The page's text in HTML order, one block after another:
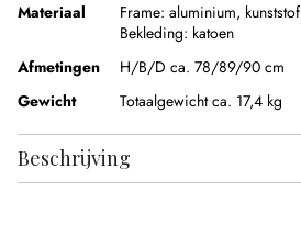
Materiaal
Frame: aluminium, kunststof
Bekleding: katoen
Afmetingen
H/B/D ca. 78/89/90 cm
Gewicht
Totaalgewicht ca. 17,4 kg
Beschrijving